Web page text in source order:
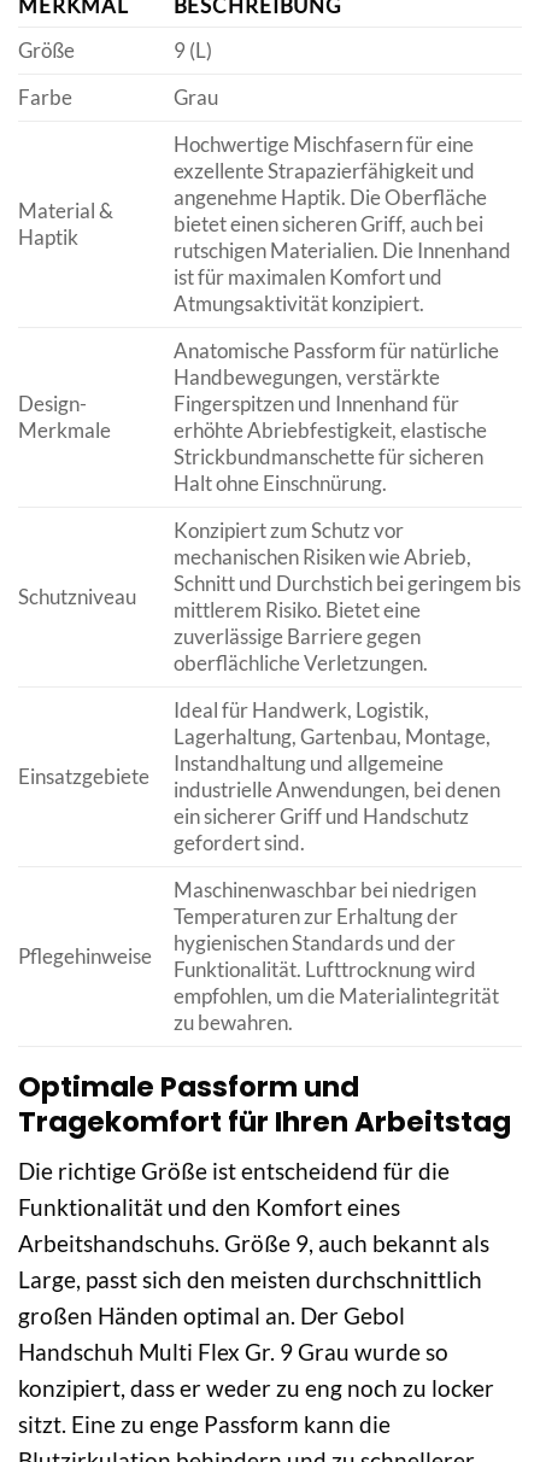
Größe
9 (L)
Farbe
Grau
Material &
Haptik
Hochwertige Mischfasern für eine
exzellente Strapazierfähigkeit und
angenehme Haptik. Die Oberfläche
bietet einen sicheren Griff, auch bei
rutschigen Materialien. Die Innenhand
ist für maximalen Komfort und
Atmungsaktivität konzipiert.
Design-
Merkmale
Anatomische Passform für natürliche
Handbewegungen, verstärkte
Fingerspitzen und Innenhand für
erhöhte Abriebfestigkeit, elastische
Strickbundmanschette für sicheren
Halt ohne Einschnürung.
Schutzniveau
Konzipiert zum Schutz vor
mechanischen Risiken wie Abrieb,
Schnitt und Durchstich bei geringem bis
mittlerem Risiko. Bietet eine
zuverlässige Barriere gegen
oberflächliche Verletzungen.
Einsatzgebiete
Ideal für Handwerk, Logistik,
Lagerhaltung, Gartenbau, Montage,
Instandhaltung und allgemeine
industrielle Anwendungen, bei denen
ein sicherer Griff und Handschutz
gefordert sind.
Pflegehinweise
Maschinenwaschbar bei niedrigen
Temperaturen zur Erhaltung der
hygienischen Standards und der
Funktionalität. Lufttrocknung wird
empfohlen, um die Materialintegrität
zu bewahren.
Optimale Passform und
Tragekomfort für Ihren Arbeitstag
Die richtige Größe ist entscheidend für die
Funktionalität und den Komfort eines
Arbeitshandschuhs. Größe 9, auch bekannt als
Large, passt sich den meisten durchschnittlich
großen Händen optimal an. Der Gebol
Handschuh Multi Flex Gr. 9 Grau wurde so
konzipiert, dass er weder zu eng noch zu locker
sitzt. Eine zu enge Passform kann die